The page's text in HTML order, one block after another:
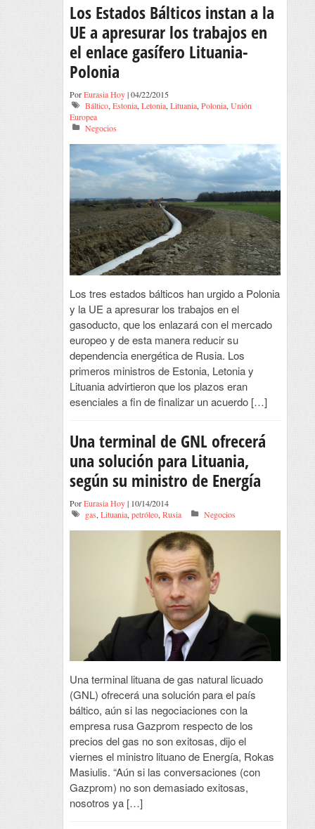
Los Estados Bálticos instan a la
UE a apresurar los trabajos en
el enlace gasífero Lituania-
Polonia
PorEurasia Hoy| 04/22/2015
Báltico,Estonia,Letonia,Lituania,Polonia,Unión
Europea
Negocios
Los tres estados bálticos han urgido a Polonia
y la UE a apresurar los trabajos en el
gasoducto, que los enlazará con el mercado
europeo y de esta manera reducir su
dependencia energética de Rusia. Los
primeros ministros de Estonia, Letonia y
Lituania advirtieron que los plazos eran
esenciales a fin de finalizar un acuerdo […]
Una terminal de GNL ofrecerá
una solución para Lituania,
según su ministro de Energía
PorEurasia Hoy| 10/14/2014
gas, Lituania, petróleo, Rusia Negocios
Una terminal lituana de gas natural licuado
(GNL) ofrecerá una solución para el país
báltico, aún si las negociaciones con la
empresa rusa Gazprom respecto de los
precios del gas no son exitosas, dijo el
viernes el ministro lituano de Energía, Rokas
Masiulis. “Aún si las conversaciones (con
Gazprom) no son demasiado exitosas,
nosotros ya […]